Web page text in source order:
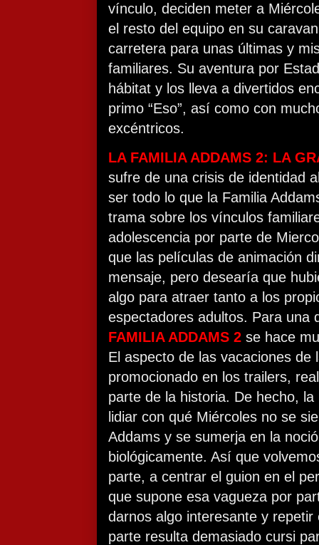
vínculo, deciden meter a
el resto del equipo en su
carretera para unas últimas y
familiares. Su aventura por
hábitat y los lleva a divertidos
primo “Eso”, así como con
excéntricos.
LA FAMILIA ADDAMS 2: LA
sufre de una crisis de identidad
ser todo lo que la Familia
trama sobre los vínculos
adolescencia por parte de
que las películas de animación
mensaje, pero desearía que
algo para atraer tanto a los
espectadores adultos. Para una
FAMILIA ADDAMS 2 se hace
El aspecto de las vacaciones de
promocionado en los trailers,
parte de la historia. De hecho,
lidiar con qué Miércoles no se
Addams y se sumerja en la
biológicamente. Así que
parte, a centrar el guion en el
que supone esa vagueza por
darnos algo interesante y
parte resulta demasiado cursi